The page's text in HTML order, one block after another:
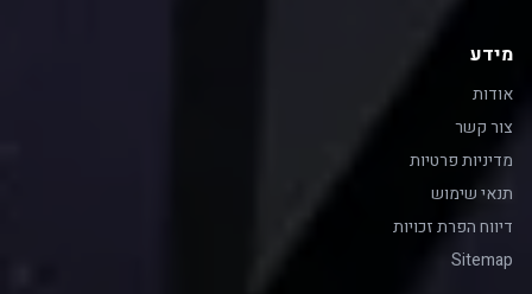
מידע
אודות
צור קשר
מדיניות פרטיות
תנאי שימוש
דיווח הפרת זכויות
Sitemap